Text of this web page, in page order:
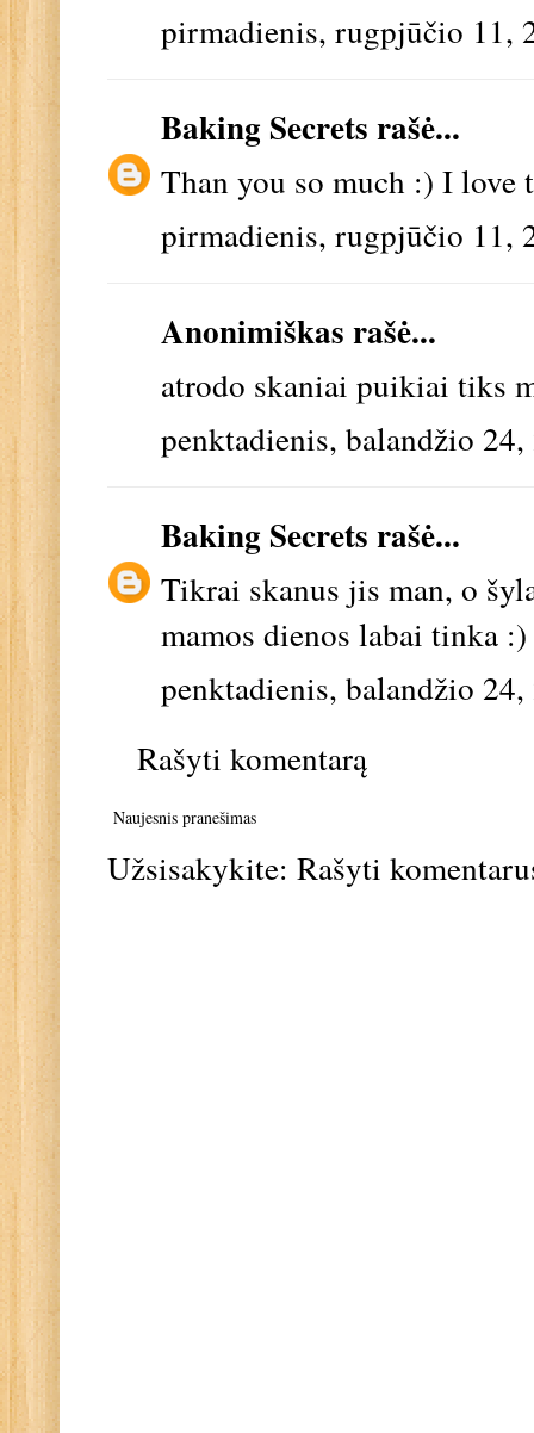
pirmadienis, rugpjūčio 11,
Baking Secrets rašė...
Than you so much :) I
pirmadienis, rugpjūčio 11,
Anonimiškas rašė...
atrodo skaniai puikiai tiks
penktadienis, balandžio 24,
Baking Secrets rašė...
Tikrai skanus jis man, o
mamos dienos labai tinka :)
penktadienis, balandžio 24,
Rašyti komentarą
Naujesnis pranešimas
Užsisakykite: Rašyti